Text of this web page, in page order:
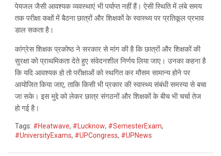
पेयजल जैसी आवश्यक व्यवस्थाएं भी पर्याप्त नहीं हैं। ऐसी स्थिति में लंबे समय
तक परीक्षा कक्षों में बैठना छात्रों और शिक्षकों के स्वास्थ्य पर प्रतिकूल प्रभाव
डाल सकता है।
कांग्रेस शिक्षक प्रकोष्ठ ने सरकार से मांग की है कि छात्रों और शिक्षकों की
सुरक्षा को प्राथमिकता देते हुए संवेदनशील निर्णय लिया जाए। उनका कहना है
कि यदि आवश्यक हो तो परीक्षाओं को स्थगित कर मौसम सामान्य होने पर
आयोजित किया जाए, ताकि किसी भी प्रकार की स्वास्थ्य संबंधी समस्या से बचा
जा सके। इस मुद्दे को लेकर छात्र संगठनों और शिक्षकों के बीच भी चर्चा तेज
हो गई है।
Tags: #Heatwave, #Lucknow, #SemesterExam,
#UniversityExams, #UPCongress, #UPNews